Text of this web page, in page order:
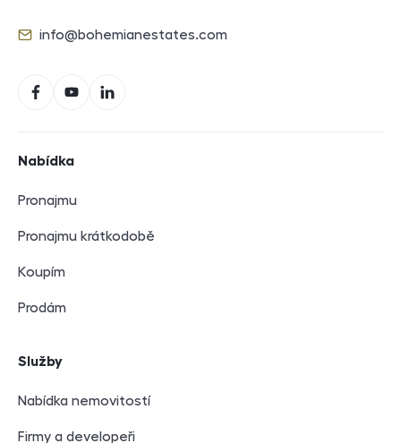
E-mail
info@bohemianestates.com
FacebookYouTubeLinkedIn
Nabídka
Pronajmu
Pronajmu krátkodobě
Koupím
Prodám
Služby
Nabídka nemovitostí
Firmy a developeři